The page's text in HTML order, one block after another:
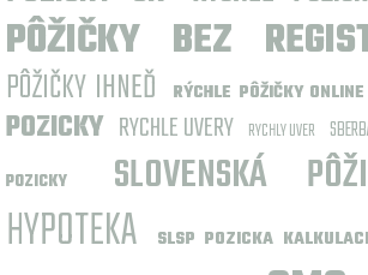
PÔŽIČKY BEZ
PÔŽIČKY IHNEĎ
RÝCHLE PÔŽIČKY ONLINE
POZICKY RYCHLE UVERY RYCHLY UVER
POZICKY
SLOVENSKÁ
HYPOTEKA
SLSP POZICKA